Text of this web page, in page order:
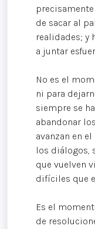
de sacar al
realidades; y
a juntar
No es el
ni para
siempre se
abandonar
avanzan en
los diálogos,
que vuelven
difíciles que
Es el
de